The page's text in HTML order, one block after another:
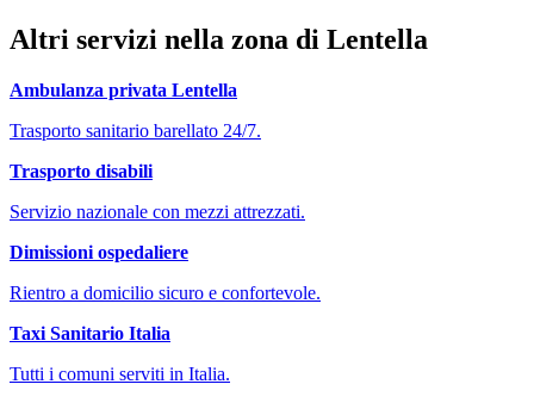
Altri servizi nella zona di Lentella
Ambulanza privata Lentella
Trasporto sanitario barellato 24/7.
Trasporto disabili
Servizio nazionale con mezzi attrezzati.
Dimissioni ospedaliere
Rientro a domicilio sicuro e confortevole.
Taxi Sanitario Italia
Tutti i comuni serviti in Italia.